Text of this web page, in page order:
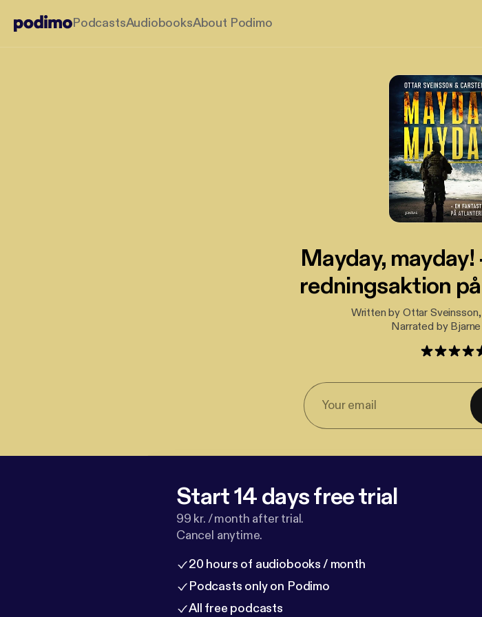
PodcastsAudiobooksAbout Podimo
Mayday,
redningsaktion
Written by Ottar
Narrated by
Start 14 days free trial
99 kr. / month after trial.
Cancel anytime.
20 hours of audiobooks / month
Podcasts only on Podimo
All free podcasts